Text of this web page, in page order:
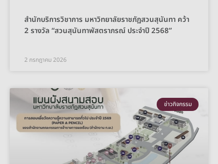
สำนักบริการวิชาการ มหาวิทยาลัยราชภัฏสวนสุนันทา คว้า
2 รางวัล “สวนสุนันทาพัสตราภรณ์ ประจำปี 2568”
2 กรกฎาคม 2026
ข่าวกิจกรรม